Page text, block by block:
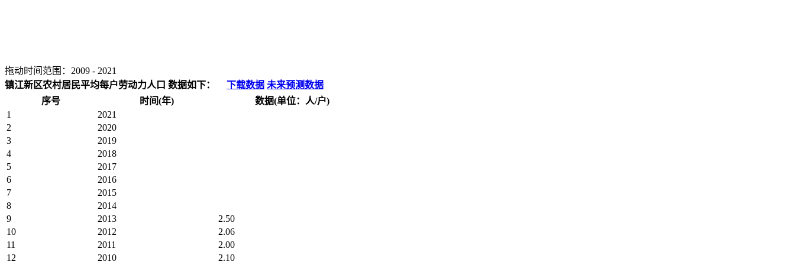
拖动时间范围： 2009 - 2021
镇江新区农村居民平均每户劳动力人口 数据如下：
下载数据 未来预测数据
序号
时间(年)
数据(单位：人/户)
1
2021
2
2020
3
2019
4
2018
5
2017
6
2016
7
2015
8
2014
9
2013
2.50
10
2012
2.06
11
2011
2.00
12
2010
2.10